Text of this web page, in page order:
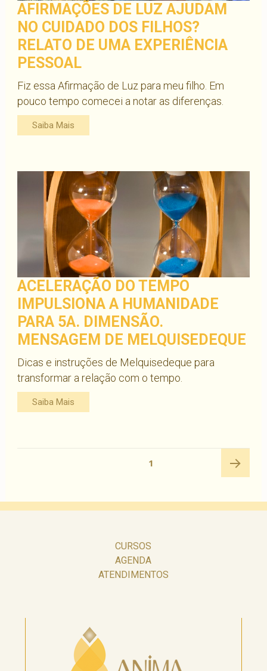
AFIRMAÇÕES DE LUZ AJUDAM
NO CUIDADO DOS FILHOS?
RELATO DE UMA EXPERIÊNCIA
PESSOAL
Fiz essa Afirmação de Luz para meu filho. Em
pouco tempo comecei a notar as diferenças.
Saiba Mais
ACELERAÇÃO DO TEMPO
IMPULSIONA A HUMANIDADE
PARA 5A. DIMENSÃO.
MENSAGEM DE MELQUISEDEQUE
Dicas e instruções de Melquisedeque para
transformar a relação com o tempo.
Saiba Mais
PÁGINA1
CURSOS
AGENDA
ATENDIMENTOS